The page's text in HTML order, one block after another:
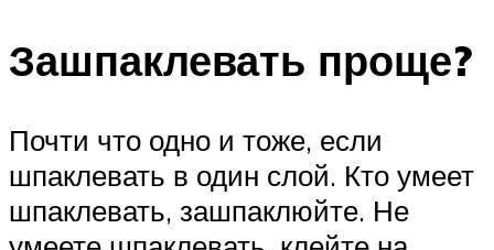
Зашпаклевать проще?
Почти что одно и тоже, если
шпаклевать в один слой. Кто умеет
шпаклевать, зашпаклюйте. Не